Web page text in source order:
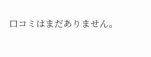
口コミはまだありません。